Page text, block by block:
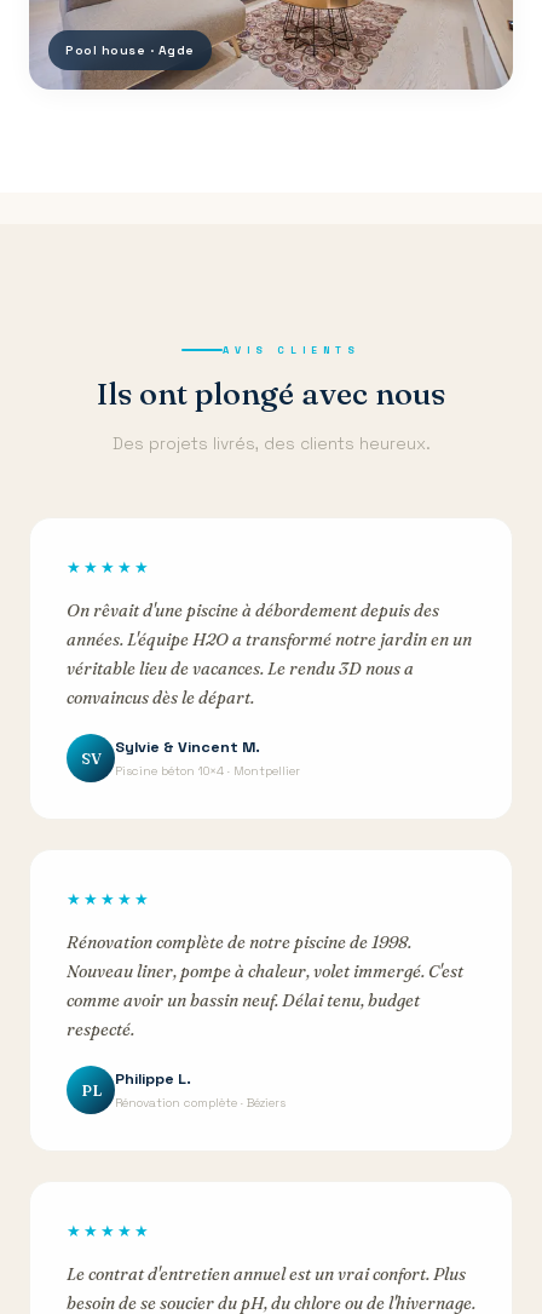
Pool house · Agde
AVIS CLIENTS
Ils ont plongé avec nous
Des projets livrés, des clients heureux.
★★★★★
On rêvait d'une piscine à débordement depuis des
années. L'équipe H2O a transformé notre jardin en un
véritable lieu de vacances. Le rendu 3D nous a
convaincus dès le départ.
SV
Sylvie & Vincent M.
Piscine béton 10×4 · Montpellier
★★★★★
Rénovation complète de notre piscine de 1998.
Nouveau liner, pompe à chaleur, volet immergé. C'est
comme avoir un bassin neuf. Délai tenu, budget
respecté.
PL
Philippe L.
Rénovation complète · Béziers
★★★★★
Le contrat d'entretien annuel est un vrai confort. Plus
besoin de se soucier du pH, du chlore ou de l'hivernage.